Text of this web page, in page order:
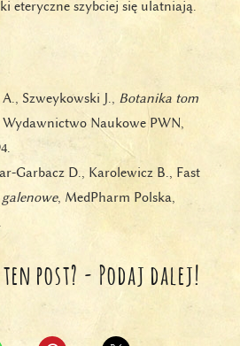
eteryczne szybciej się ulatniają.
Szweykowski J., Botanika tom
Wydawnictwo Naukowe PWN,
Garbacz D., Karolewicz B., Fast
, MedPharm Polska,
ten post? - Podaj dalej!